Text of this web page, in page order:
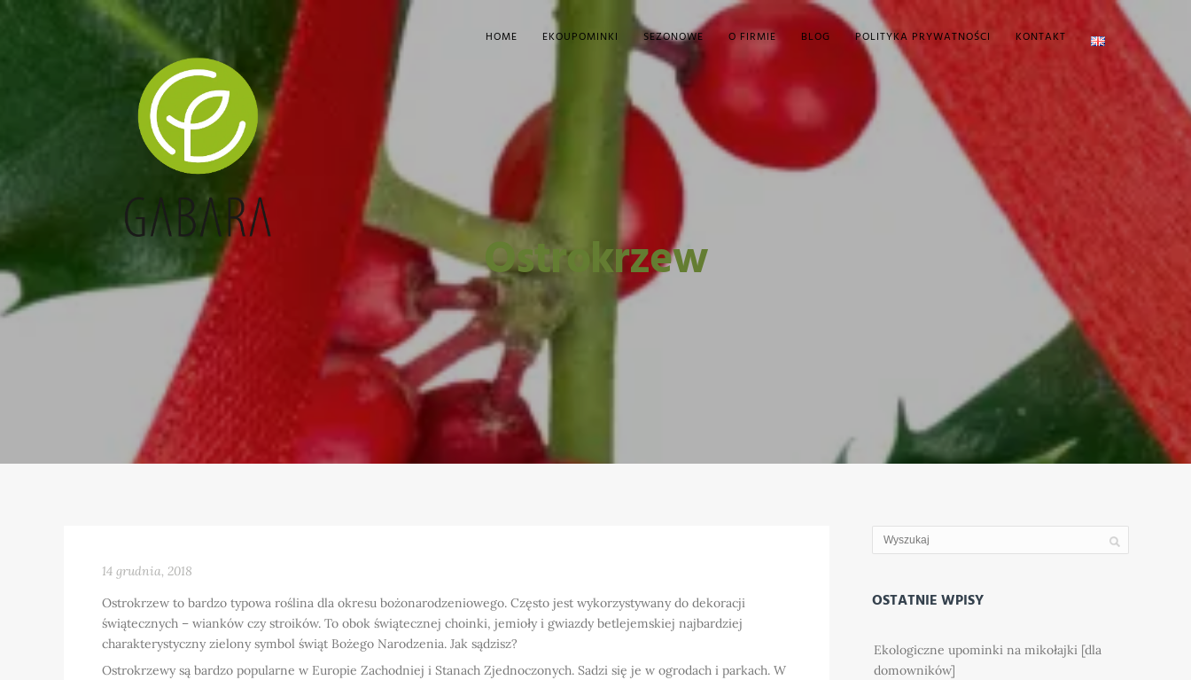
HOME EKOUPOMINKI SEZONOWE O FIRMIE BLOG POLITYKA PRYWATNOŚCI KONTAKT
Ostrokrzew
14 grudnia, 2018
Ostrokrzew to bardzo typowa roślina dla okresu bożonarodzeniowego. Często jest wykorzystywany do dekoracji
świątecznych – wianków czy stroików. To obok świątecznej choinki, jemioły i gwiazdy betlejemskiej najbardziej
charakterystyczny zielony symbol świąt Bożego Narodzenia. Jak sądzisz?
Ostrokrzewy są bardzo popularne w Europie Zachodniej i Stanach Zjednoczonych. Sadzi się je w ogrodach i parkach. W
OSTATNIE WPISY
Ekologiczne upominki na mikołajki [dla
domowników]